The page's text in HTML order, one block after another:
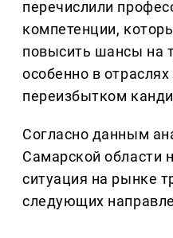
перечислили
компетенции,
повысить шансы на
особенно в
переизбытком
Согласно данным
Самарской области
ситуация на рынке
следующих